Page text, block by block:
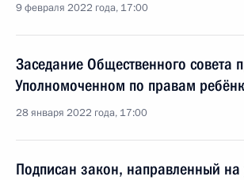
9 февраля 2022 года, 17:00
Заседание Общественного совета
Уполномоченном по правам
28 января 2022 года, 17:00
Подписан закон, направленный на